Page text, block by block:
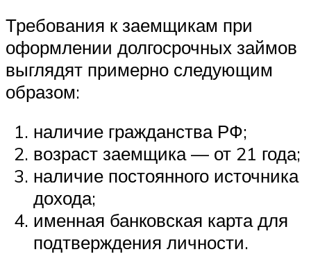
Требования к заемщикам при
оформлении долгосрочных займов
выглядят примерно следующим
образом:
наличие гражданства РФ;
возраст заемщика — от 21 года;
наличие постоянного источника
дохода;
именная банковская карта для
подтверждения личности.